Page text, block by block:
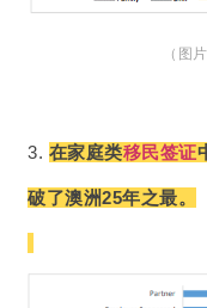
（图
3. 在家庭类移民签证
破了澳洲25年之最。